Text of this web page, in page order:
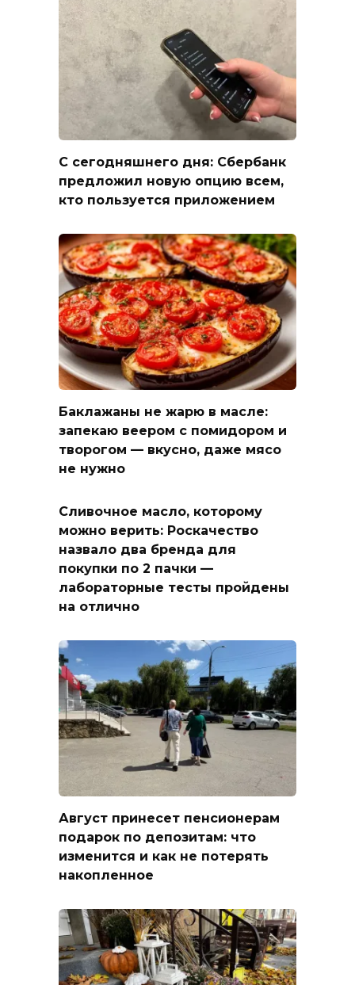
С сегодняшнего дня: Сбербанк
предложил новую опцию всем,
кто пользуется приложением
Баклажаны не жарю в масле:
запекаю веером с помидором и
творогом — вкусно, даже мясо
не нужно
Сливочное масло, которому
можно верить: Роскачество
назвало два бренда для
покупки по 2 пачки —
лабораторные тесты пройдены
на отлично
Август принесет пенсионерам
подарок по депозитам: что
изменится и как не потерять
накопленное